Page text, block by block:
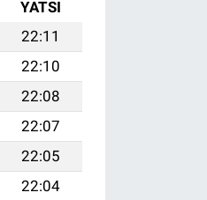
YATSI
22:11
22:10
22:08
22:07
22:05
22:04